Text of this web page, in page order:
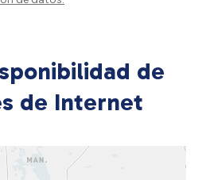
de
de Internet